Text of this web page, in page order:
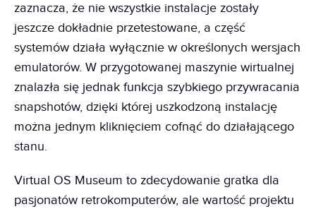
zaznacza, że nie wszystkie instalacje zostały
jeszcze dokładnie przetestowane, a część
systemów działa wyłącznie w określonych wersjach
emulatorów. W przygotowanej maszynie wirtualnej
znalazła się jednak funkcja szybkiego przywracania
snapshotów, dzięki której uszkodzoną instalację
można jednym kliknięciem cofnąć do działającego
stanu.
Virtual OS Museum to zdecydowanie gratka dla
pasjonatów retrokomputerów, ale wartość projektu